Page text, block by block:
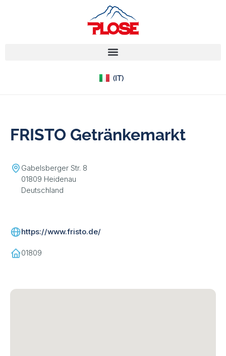
(IT)
(EN)
(DE)
FRISTO Getränkemarkt
Gabelsberger Str. 8
01809 Heidenau
Deutschland
https://www.fristo.de/
01809